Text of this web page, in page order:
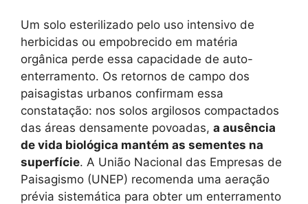
Um solo esterilizado pelo uso intensivo de
herbicidas ou empobrecido em matéria
orgânica perde essa capacidade de auto-
enterramento. Os retornos de campo dos
paisagistas urbanos confirmam essa
constatação: nos solos argilosos compactados
das áreas densamente povoadas, a ausência
de vida biológica mantém as sementes na
superfície. A União Nacional das Empresas de
Paisagismo (UNEP) recomenda uma aeração
prévia sistemática para obter um enterramento